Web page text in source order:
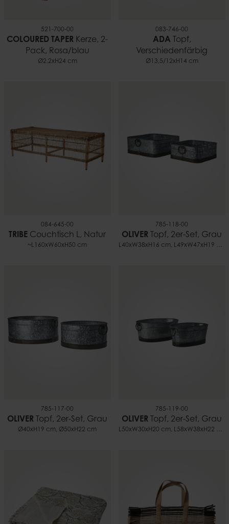
521-700-00
COLOURED TAPER Kerze, 2-
Pack, Rosa/blau
Ø2.2xH24 cm
083-746-00
ADA Topf,
Verschiedenfärbig
Ø13,5/12xH14 cm
084-645-00
TRIBE Couchtisch L, Natur
~L160xW60xH50 cm
785-118-00
OLIVER Topf, 2er-Set, Grau
L40xW38xH16 cm, L49xW47xH19 cm
785-117-00
OLIVER Topf, 2er-Set, Grau
Ø40xH19 cm, Ø50xH22 cm
785-119-00
OLIVER Topf, 2er-Set, Grau
L50xW30xH20 cm, L58xW38xH22 cm